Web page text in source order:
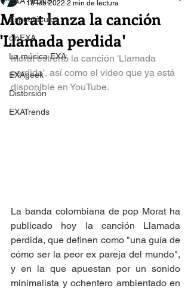
Espectáculos
cinEXA
La música EXA
EXAgeek
Distorsión
EXATrends
Morat lanza la canción
'Llamada perdida'
18 feb 2022 2 min de lectura
Morat estrenó la canción 'Llamada
perdida', así como el video que ya está
disponible en YouTube.
La banda colombiana de pop Morat ha
publicado hoy la canción Llamada
perdida, que definen como "una guía de
cómo ser la peor ex pareja del mundo",
y en la que apuestan por un sonido
minimalista y ochentero ambientado en